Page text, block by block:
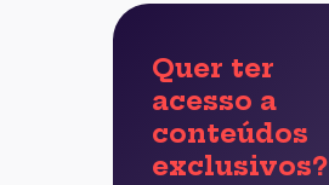
Quer ter
acesso a
conteúdos
exclusivos?